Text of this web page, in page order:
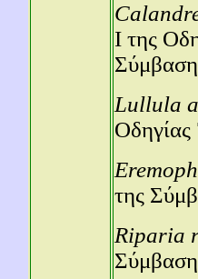
Ι της
Lullula
της
Riparia